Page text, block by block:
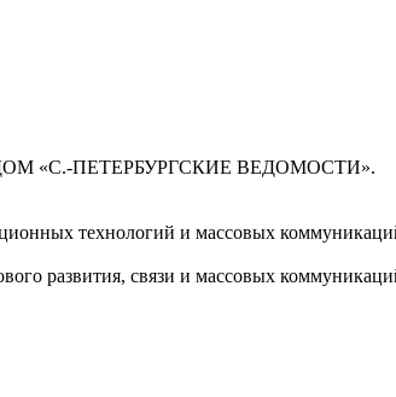
«С.-ПЕТЕРБУРГСКИЕ ВЕДОМОСТИ».
технологий и массовых
развития, связи и массовых